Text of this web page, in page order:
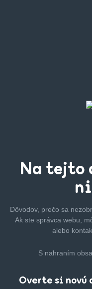
Na tejto
Dôvodov, prečo sa
Ak ste správca webu,
alebo
S nahraním
Overte si novú